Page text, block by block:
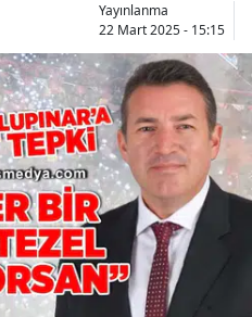
Yayınlanma
22 Mart 2025 - 15:15